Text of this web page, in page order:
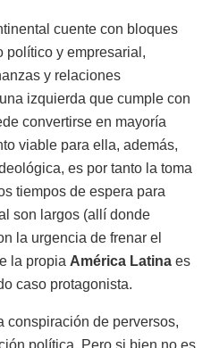
cuente con bloques
político y empresarial,
y relaciones
izquierda que cumple con
convertirse en mayoría
viable para ella, además,
es por tanto la toma
tiempos de espera para
son largos (allí donde
la urgencia de frenar el
la propia América Latina es
caso protagonista.
conspiración de perversos,
política. Pero si bien no es